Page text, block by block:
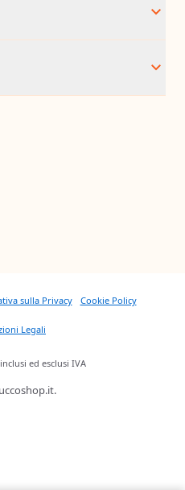
sulla Privacy Cookie Policy
Legali
ed esclusi IVA